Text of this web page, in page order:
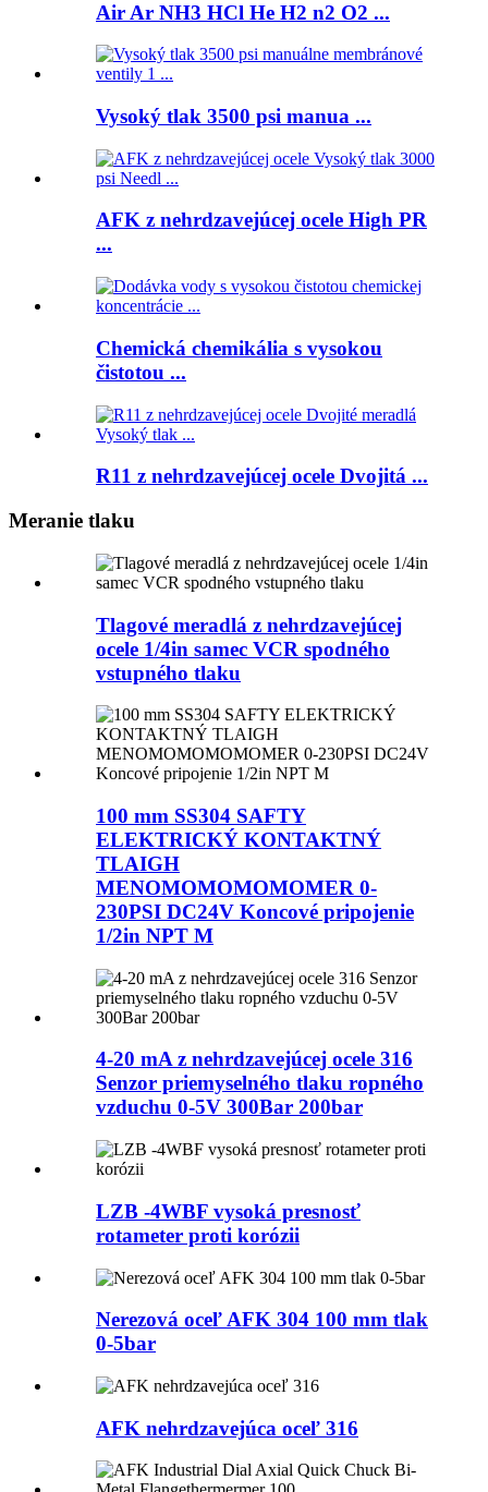
Air Ar NH3 HCl He H2 n2 O2 ...
Vysoký tlak 3500 psi manua ...
AFK z nehrdzavejúcej ocele High PR
...
Chemická chemikália s vysokou
čistotou ...
R11 z nehrdzavejúcej ocele Dvojitá ...
Meranie tlaku
Tlagové meradlá z nehrdzavejúcej
ocele 1/4in samec VCR spodného
vstupného tlaku
100 mm SS304 SAFTY
ELEKTRICKÝ KONTAKTNÝ
TLAIGH
MENOMOMOMOMOMER 0-
230PSI DC24V Koncové pripojenie
1/2in NPT M
4-20 mA z nehrdzavejúcej ocele 316
Senzor priemyselného tlaku ropného
vzduchu 0-5V 300Bar 200bar
LZB -4WBF vysoká presnosť
rotameter proti korózii
Nerezová oceľ AFK 304 100 mm tlak
0-5bar
AFK nehrdzavejúca oceľ 316